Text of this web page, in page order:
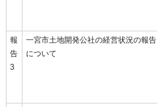
報
告
3
一宮市土地開発公社の経営状況の報告
について